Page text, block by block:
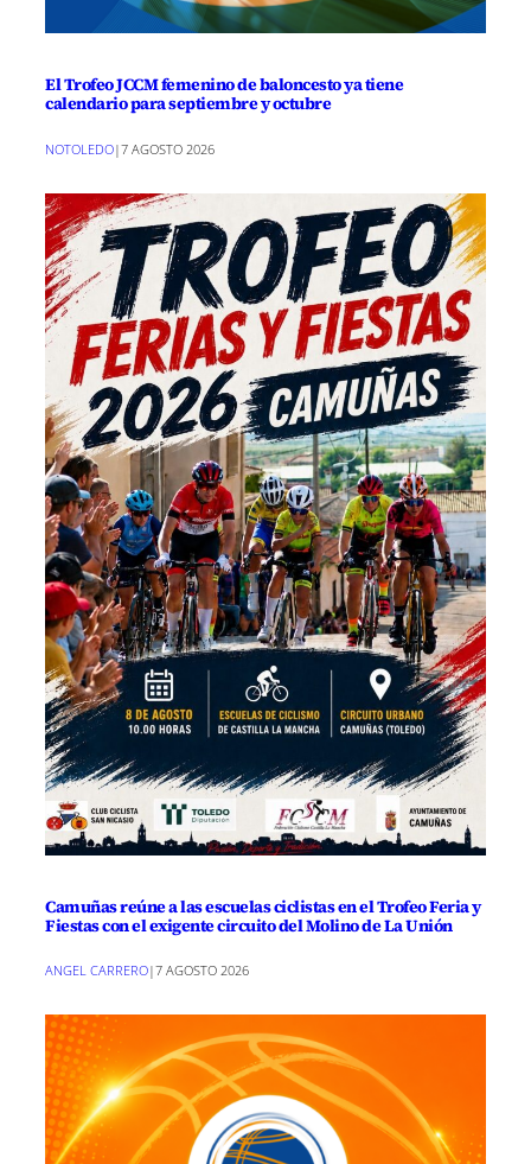
El Trofeo JCCM femenino de baloncesto ya tiene
calendario para septiembre y octubre
NOTOLEDO|7 AGOSTO 2026
Camuñas reúne a las escuelas ciclistas en el Trofeo Feria y
Fiestas con el exigente circuito del Molino de La Unión
ANGEL CARRERO|7 AGOSTO 2026